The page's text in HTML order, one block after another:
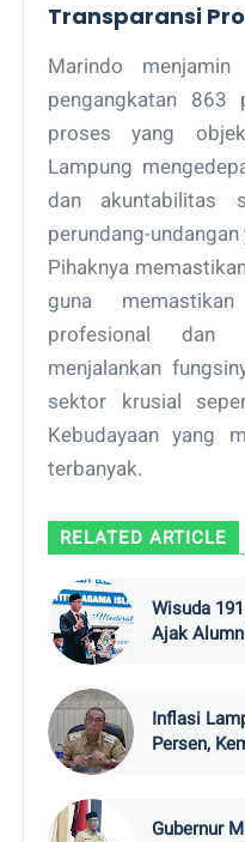
Transparansi
Marindo
pengangkatan 863
proses yang
Lampung
dan akuntabilitas
perundang-undangan
Pihaknya
guna
profesional dan
menjalankan
sektor krusial
Kebudayaan yang
terbanyak.
RELATED ARTICLE
Wisuda
Ajak
Inflasi
Persen,
Gubernur